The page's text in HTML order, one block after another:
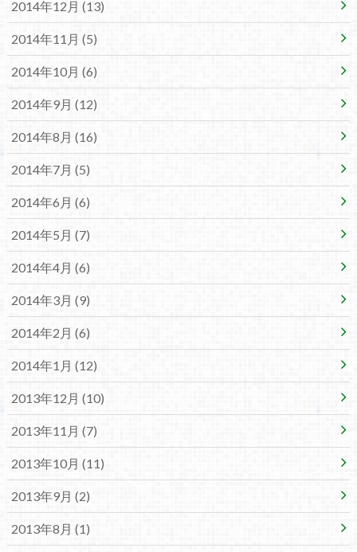
2014年12月 (13)
2014年11月 (5)
2014年10月 (6)
2014年9月 (12)
2014年8月 (16)
2014年7月 (5)
2014年6月 (6)
2014年5月 (7)
2014年4月 (6)
2014年3月 (9)
2014年2月 (6)
2014年1月 (12)
2013年12月 (10)
2013年11月 (7)
2013年10月 (11)
2013年9月 (2)
2013年8月 (1)